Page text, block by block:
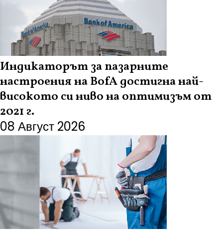
Индикаторът за пазарните
настроения на BofA достигна най-
високото си ниво на оптимизъм от
2021 г.
08 Август 2026